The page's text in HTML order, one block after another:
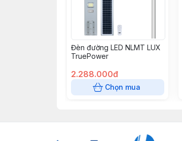
Đèn đường LED NLMT LUX
TruePower
2.288.000đ
Chọn mua